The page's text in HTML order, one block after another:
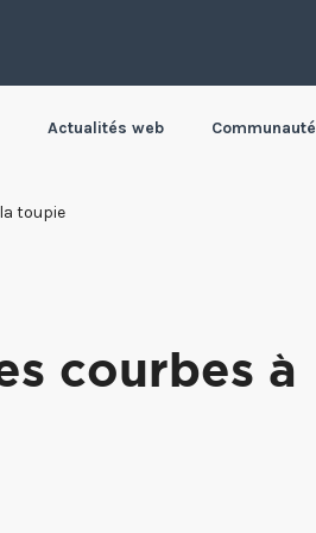
Actualités web Communauté
toupie
courbes à